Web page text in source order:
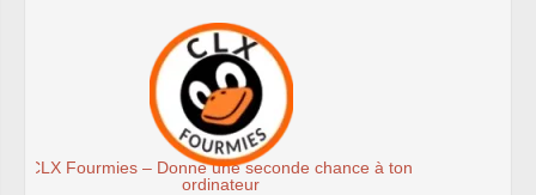
Ateliers du Libre à Roubaix